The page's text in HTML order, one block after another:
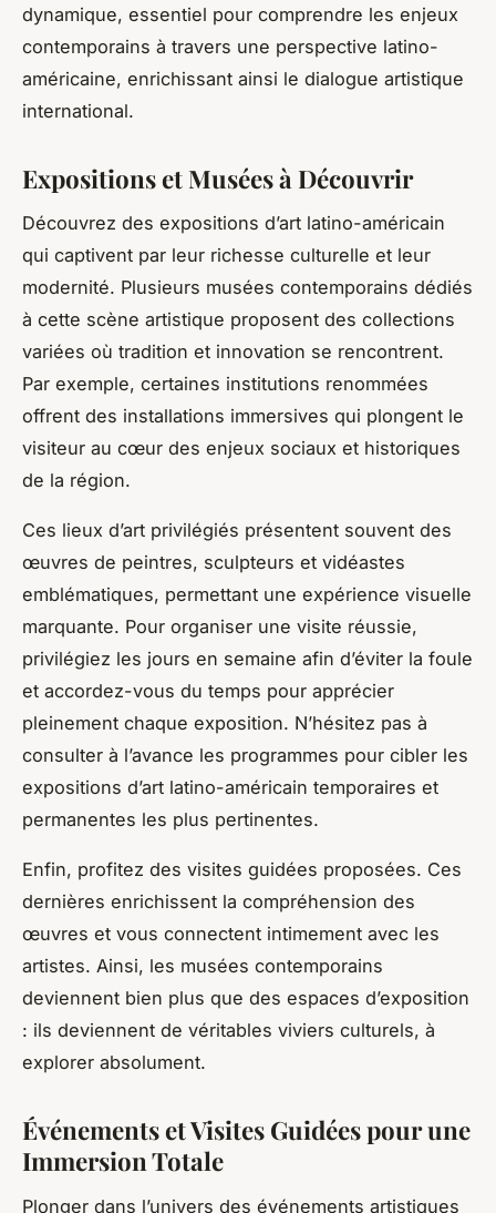
dynamique, essentiel pour comprendre les enjeux
contemporains à travers une perspective latino-
américaine, enrichissant ainsi le dialogue artistique
international.
Expositions et Musées à Découvrir
Découvrez des expositions d’art latino-américain
qui captivent par leur richesse culturelle et leur
modernité. Plusieurs musées contemporains dédiés
à cette scène artistique proposent des collections
variées où tradition et innovation se rencontrent.
Par exemple, certaines institutions renommées
offrent des installations immersives qui plongent le
visiteur au cœur des enjeux sociaux et historiques
de la région.
Ces lieux d’art privilégiés présentent souvent des
œuvres de peintres, sculpteurs et vidéastes
emblématiques, permettant une expérience visuelle
marquante. Pour organiser une visite réussie,
privilégiez les jours en semaine afin d’éviter la foule
et accordez-vous du temps pour apprécier
pleinement chaque exposition. N’hésitez pas à
consulter à l’avance les programmes pour cibler les
expositions d’art latino-américain temporaires et
permanentes les plus pertinentes.
Enfin, profitez des visites guidées proposées. Ces
dernières enrichissent la compréhension des
œuvres et vous connectent intimement avec les
artistes. Ainsi, les musées contemporains
deviennent bien plus que des espaces d’exposition
: ils deviennent de véritables viviers culturels, à
explorer absolument.
Événements et Visites Guidées pour une
Immersion Totale
Plonger dans l’univers des événements artistiques